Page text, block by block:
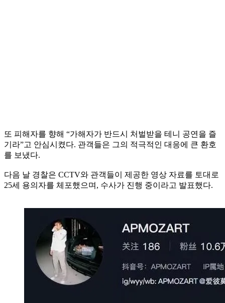
또 피해자를 향해 “가해자가 반드시 처벌받을 테니 공연을 즐
기라”고 안심시켰다. 관객들은 그의 적극적인 대응에 큰 환호
를 보냈다.
다음 날 경찰은 CCTV와 관객들이 제공한 영상 자료를 토대로
25세 용의자를 체포했으며, 수사가 진행 중이라고 발표했다.